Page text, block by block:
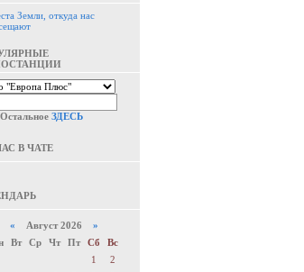
Остальное ЗДЕСЬ
В ЧАТЕ
« Август 2026 »
Вт Ср Чт Пт Сб
Вс
1
2